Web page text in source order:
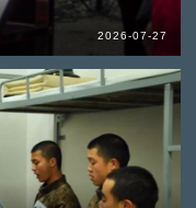
2026-07-27